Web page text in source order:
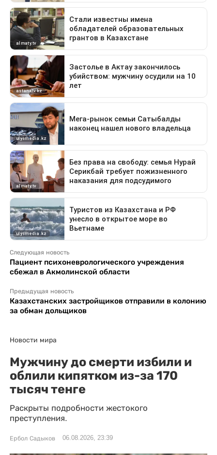
Следующая новость
Пациент психоневрологического учреждения
сбежал в Акмолинской области
Предыдущая новость
Казахстанских застройщиков отправили в колонию
за обман дольщиков
Новости мира
Мужчину до смерти избили и
облили кипятком из-за 170
тысяч тенге
Раскрыты подробности жестокого
преступления.
Ербол Садыков 06.08.2026, 23:39